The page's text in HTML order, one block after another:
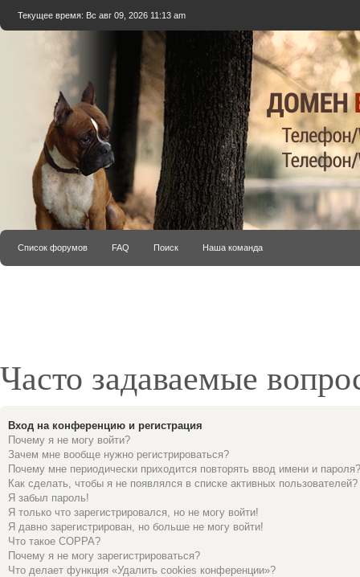
Текущее время: Вс авг 09, 2026 11:13 am
Список форумов FAQ Поиск Наша команда
Часто задаваемые
Вход на конференцию и регистрация
Почему я не могу войти?
Зачем мне вообще нужно регистрироваться?
Почему мне периодически приходится повторять ввод имени и пароля?
Как сделать, чтобы я не появлялся в списке активных пользователей?
Я забыл пароль!
Я только что зарегистрировался, но не могу войти!
Я давно зарегистрирован, но больше не могу войти!
Что такое COPPA?
Почему я не могу зарегистрироваться?
Что делает функция «Удалить cookies конференции»?